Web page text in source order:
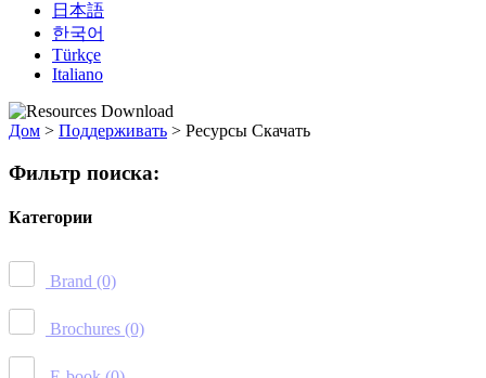
日本語
한국어
Türkçe
Italiano
Дом > Поддерживать > Ресурсы Скачать
Фильтр поиска:
Категории
Brand (0)
Brochures (0)